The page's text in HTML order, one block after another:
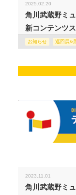
2025.02.20
角川武蔵野ミ
新コンテンツ
お知らせ 巡回展&
2023.11.01
角川武蔵野ミ